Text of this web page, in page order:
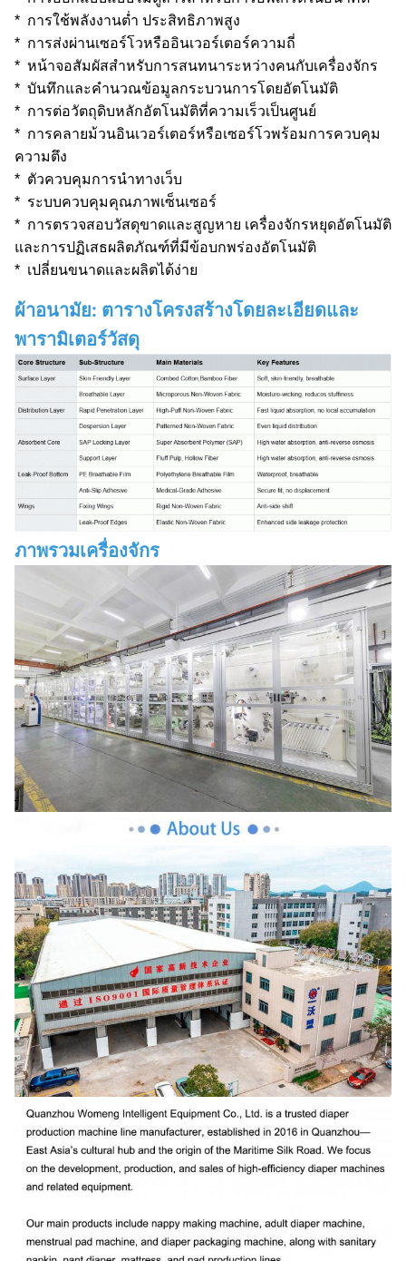
* การใช้พลังงานต่ำ ประสิทธิภาพสูง
* การส่งผ่านเซอร์โวหรืออินเวอร์เตอร์ความถี่
* หน้าจอสัมผัสสำหรับการสนทนาระหว่างคนกับเครื่องจักร
* บันทึกและคำนวณข้อมูลกระบวนการโดยอัตโนมัติ
* การต่อวัตถุดิบหลักอัตโนมัติที่ความเร็วเป็นศูนย์
* การคลายม้วนอินเวอร์เตอร์หรือเซอร์โวพร้อมการควบคุม
ความตึง
* ตัวควบคุมการนำทางเว็บ
* ระบบควบคุมคุณภาพเซ็นเซอร์
* การตรวจสอบวัสดุขาดและสูญหาย เครื่องจักรหยุดอัตโนมัติ
และการปฏิเสธผลิตภัณฑ์ที่มีข้อบกพร่องอัตโนมัติ
* เปลี่ยนขนาดและผลิตได้ง่าย
ผ้าอนามัย: ตารางโครงสร้างโดยละเอียดและ
พารามิเตอร์วัสดุ
ภาพรวมเครื่องจักร